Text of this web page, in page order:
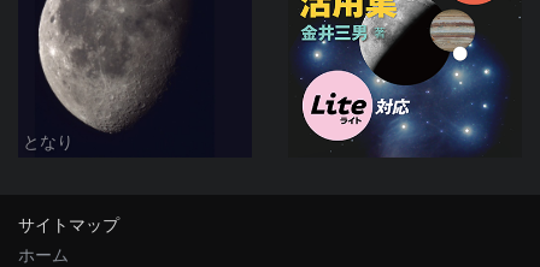
となり
サイトマップ
ホーム